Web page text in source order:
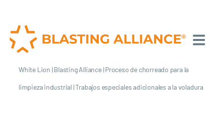
White Lion |Blasting Alliance|Proceso de chorreado para la
limpieza industrial |Trabajos especiales adicionales a la voladura